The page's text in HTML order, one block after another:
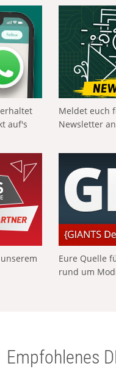
auf's
Meldet euch
Newsletter
Eure Quelle
rund um
Empfohlenes